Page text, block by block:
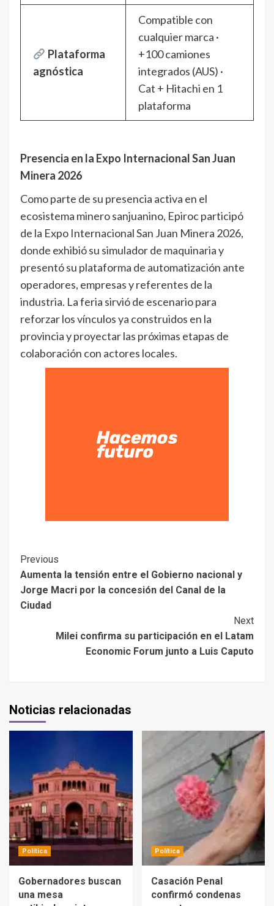
Plataforma
agnóstica
Compatible con
cualquier marca ·
+100 camiones
integrados (AUS) ·
Cat + Hitachi en 1
plataforma
Presencia en la Expo Internacional San Juan
Minera 2026
Como parte de su presencia activa en el
ecosistema minero sanjuanino, Epiroc participó
de la Expo Internacional San Juan Minera 2026,
donde exhibió su simulador de maquinaria y
presentó su plataforma de automatización ante
operadores, empresas y referentes de la
industria. La feria sirvió de escenario para
reforzar los vínculos ya construidos en la
provincia y proyectar las próximas etapas de
colaboración con actores locales.
Previous
Aumenta la tensión entre el Gobierno nacional y
Jorge Macri por la concesión del Canal de la
Ciudad
Next
Milei confirma su participación en el Latam
Economic Forum junto a Luis Caputo
Noticias relacionadas
Política
Gobernadores buscan
una mesa
Política
Casación Penal
confirmó condenas